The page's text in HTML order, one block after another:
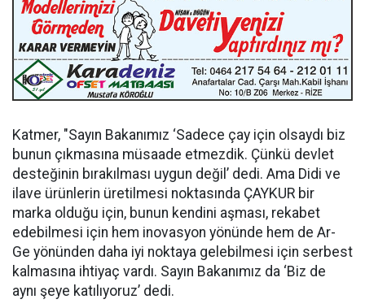
Katmer, "Sayın Bakanımız ‘Sadece çay için olsaydı biz
bunun çıkmasına müsaade etmezdik. Çünkü devlet
desteğinin bırakılması uygun değil’ dedi. Ama Didi ve
ilave ürünlerin üretilmesi noktasında ÇAYKUR bir
marka olduğu için, bunun kendini aşması, rekabet
edebilmesi için hem inovasyon yönünde hem de Ar-
Ge yönünden daha iyi noktaya gelebilmesi için serbest
kalmasına ihtiyaç vardı. Sayın Bakanımız da ‘Biz de
aynı şeye katılıyoruz’ dedi.